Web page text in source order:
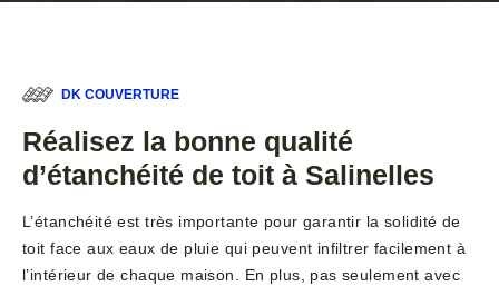
DK COUVERTURE
Réalisez la bonne qualité
d’étanchéité de toit à Salinelles
L’étanchéité est très importante pour garantir la solidité de
toit face aux eaux de pluie qui peuvent infiltrer facilement à
l’intérieur de chaque maison. En plus, pas seulement avec